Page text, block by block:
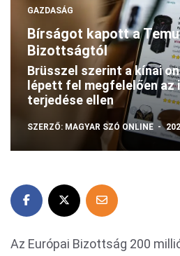
GAZDASÁG
Bírságot kapott a
Bizottságtól
Brüsszel szerint a kínai
lépett fel megfelelően az
terjedése ellen
SZERZŐ: MAGYAR SZÓ ONLINE
Az Európai Bizottság 200